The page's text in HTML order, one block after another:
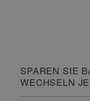
SPAREN SIE
WECHSELN